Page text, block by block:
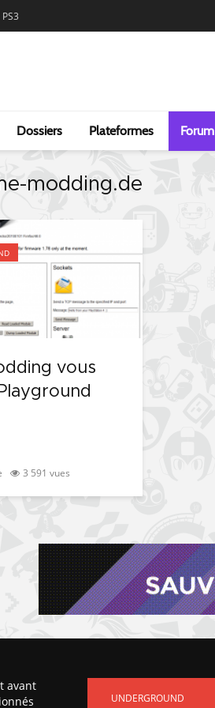
PS3
Dossiers Plateformes Forum
modding.de
vous
3 591 vues
avant
UNDERGROUND